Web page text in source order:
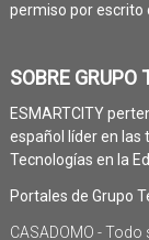
permiso por escrito
SOBRE GRUPO
ESMARTCITY
español líder en las
Tecnologías en la
Portales de Grupo
CASADOMO -